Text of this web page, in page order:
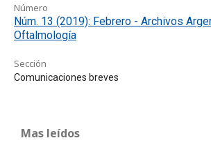
Número
Núm. 13 (2019): Febrero - Archivos
Oftalmología
Sección
Comunicaciones breves
Mas leídos